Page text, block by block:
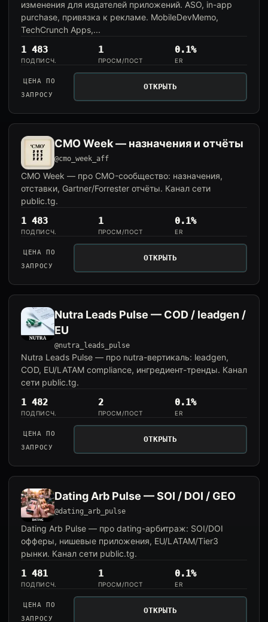
изменения для издателей приложений. ASO, in-app
purchase, привязка к рекламе. MobileDevMemo,
TechCrunch Apps,...
1 483
ПОДПИСЧ.
1
ПРОСМ/ПОСТ
0.1%
ER
ЦЕНА ПО
ЗАПРОСУ
ОТКРЫТЬ
CMO Week — назначения и отчёты
@cmo_week_aff
CMO Week — про CMO-сообщество: назначения,
отставки, Gartner/Forrester отчёты. Канал сети
public.tg.
1 483
ПОДПИСЧ.
1
ПРОСМ/ПОСТ
0.1%
ER
ЦЕНА ПО
ЗАПРОСУ
ОТКРЫТЬ
Nutra Leads Pulse — COD / leadgen /
EU
@nutra_leads_pulse
Nutra Leads Pulse — про nutra-вертикаль: leadgen,
COD, EU/LATAM compliance, ингредиент-тренды. Канал
сети public.tg.
1 482
ПОДПИСЧ.
2
ПРОСМ/ПОСТ
0.1%
ER
ЦЕНА ПО
ЗАПРОСУ
ОТКРЫТЬ
Dating Arb Pulse — SOI / DOI / GEO
@dating_arb_pulse
Dating Arb Pulse — про dating-арбитраж: SOI/DOI
офферы, нишевые приложения, EU/LATAM/Tier3
рынки. Канал сети public.tg.
1 481
ПОДПИСЧ.
1
ПРОСМ/ПОСТ
0.1%
ER
ЦЕНА ПО
ЗАПРОСУ
ОТКРЫТЬ